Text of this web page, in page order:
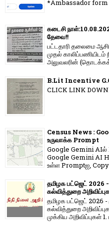
*Ambassador form
கடைசி
தேவை!!
பட்டதாரி தலைமை
முதல் காலிப்பணியிடம்
அலுவலரின்
B.Lit Incentive
CLICK LINK
Census News :
உருவாக்க Prompt
Google Gemini AIல்
Google Gemini AI
உள்ள Promptஐ, Copy
தமிழக பட்ஜெட் 2026
கல்வித்துறை
தமிழக பட்ஜெட் 2026
கல்வித்துறை
முக்கிய அறிவிப்புகள்